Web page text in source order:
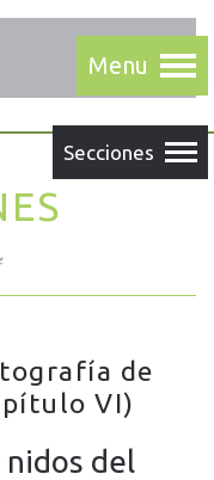
de
VI)
del